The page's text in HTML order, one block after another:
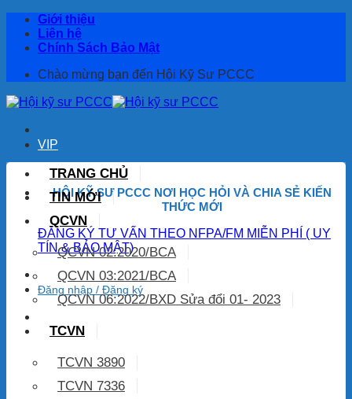
qua
Giới thiệu
Liên hệ
Chính Sách Bảo Mật
Chào mừng bạn đến Hội Kỹ Sư PCCC
VIP
HỘI KỸ SƯ PCCC NƠI HỌC HỎI VÀ CHIA SẺ KIẾN
THỨC MỚI
ĐĂNG KÝ TƯ VẤN THEO NFPA/FM MIỄN PHÍ ( UY
TÍN & BẢO MẬT)
Đăng nhập / Đăng ký
TRANG CHỦ
TIN MỚI
QCVN
QCVN 02:2020/BCA
QCVN 03:2021/BCA
QCVN 06:2022/BXD Sửa đổi 01- 2023
TCVN
TCVN 3890
TCVN 7336